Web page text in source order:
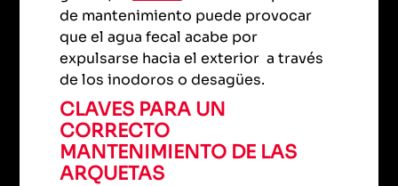
de mantenimiento puede provocar
que el agua fecal acabe por
expulsarse hacia el exterior a través
de los inodoros o desagües.
CLAVES PARA UN
CORRECTO
MANTENIMIENTO DE LAS
ARQUETAS